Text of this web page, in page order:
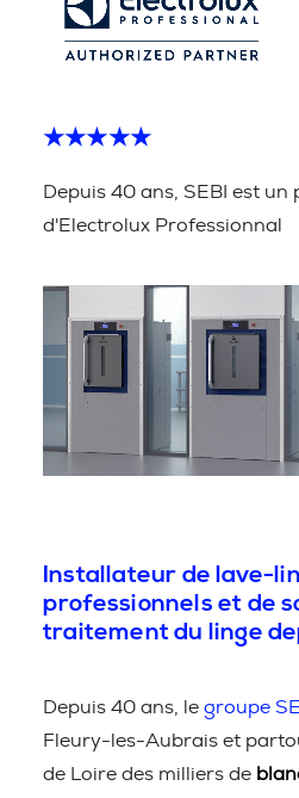
★★★★★
Depuis 40 ans, SEBI est un
d'Electrolux Professionnal
Installateur de lave-
professionnels et de
traitement du linge
Depuis 40 ans, le groupe
Fleury-les-Aubrais et
de Loire des milliers de